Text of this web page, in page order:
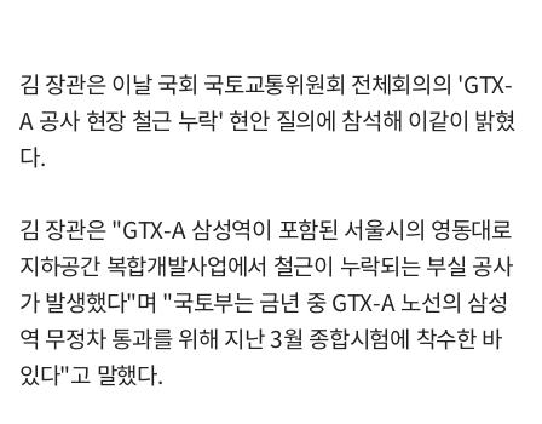
김 장관은 이날 국회 국토교통위원회 전체회의의 'GTX-
A 공사 현장 철근 누락' 현안 질의에 참석해 이같이 밝혔
다.
김 장관은 "GTX-A 삼성역이 포함된 서울시의 영동대로
지하공간 복합개발사업에서 철근이 누락되는 부실 공사
가 발생했다"며 "국토부는 금년 중 GTX-A 노선의 삼성
역 무정차 통과를 위해 지난 3월 종합시험에 착수한 바
있다"고 말했다.